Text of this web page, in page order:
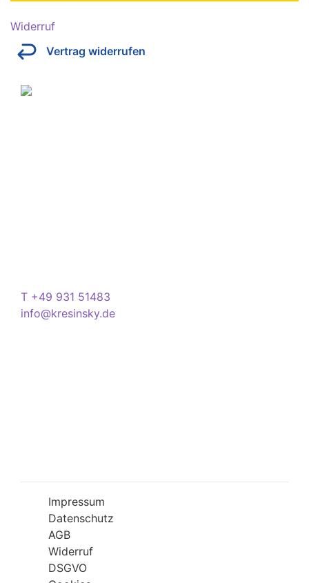
Widerruf
Vertrag widerrufen
T +49 931 51483
info@kresinsky.de
Impressum
Datenschutz
AGB
Widerruf
DSGVO